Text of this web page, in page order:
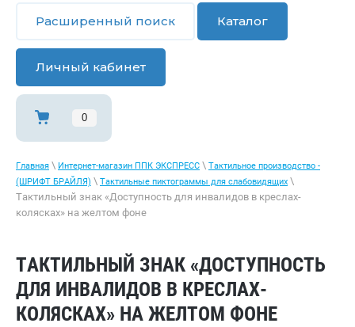
Расширенный поиск Каталог
Личный кабинет
0
Главная \ Интернет-магазин ППК ЭКСПРЕСС \ Тактильное производство -
(ШРИФТ БРАЙЛЯ) \ Тактильные пиктограммы для слабовидящих \
Тактильный знак «Доступность для инвалидов в креслах-
колясках» на желтом фоне
ТАКТИЛЬНЫЙ ЗНАК «ДОСТУПНОСТЬ
ДЛЯ ИНВАЛИДОВ В КРЕСЛАХ-
КОЛЯСКАХ» НА ЖЕЛТОМ ФОНЕ